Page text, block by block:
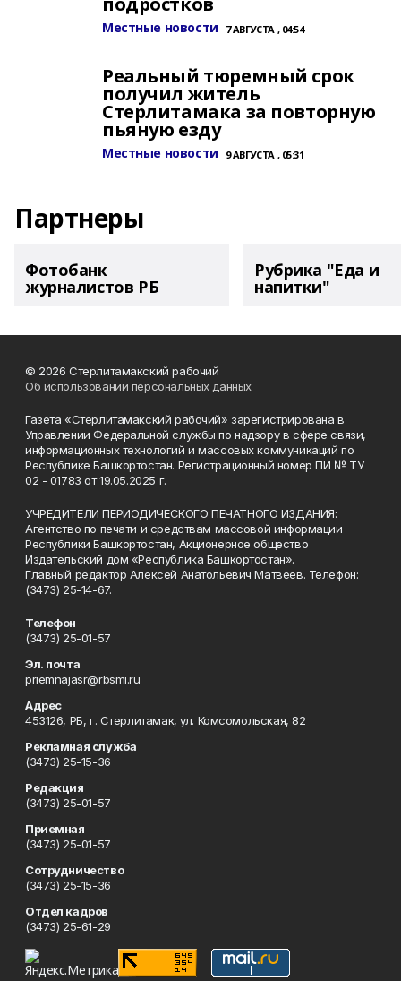
Местные новости 7 АВГУСТА , 04:54
Реальный тюремный срок
получил житель
Стерлитамака за повторную
пьяную езду
Местные новости 9 АВГУСТА , 05:31
Партнеры
Фотобанк
журналистов РБ
Рубрика "Еда и
напитки"
© 2026 Стерлитамакский рабочий
Об использовании персональных данных
Газета «Стерлитамакский рабочий» зарегистрирована в
Управлении Федеральной службы по надзору в сфере связи,
информационных технологий и массовых коммуникаций по
Республике Башкортостан. Регистрационный номер ПИ № ТУ
02 - 01783 от 19.05.2025 г.
УЧРЕДИТЕЛИ ПЕРИОДИЧЕСКОГО ПЕЧАТНОГО ИЗДАНИЯ:
Агентство по печати и средствам массовой информации
Республики Башкортостан, Акционерное общество
Издательский дом «Республика Башкортостан».
Главный редактор Алексей Анатольевич Матвеев. Телефон:
(3473) 25-14-67.
Телефон
(3473) 25-01-57
Эл. почта
priemnajasr@rbsmi.ru
Адрес
453126, РБ, г. Стерлитамак, ул. Комсомольская, 82
Рекламная служба
(3473) 25-15-36
Редакция
(3473) 25-01-57
Приемная
(3473) 25-01-57
Сотрудничество
(3473) 25-15-36
Отдел кадров
(3473) 25-61-29